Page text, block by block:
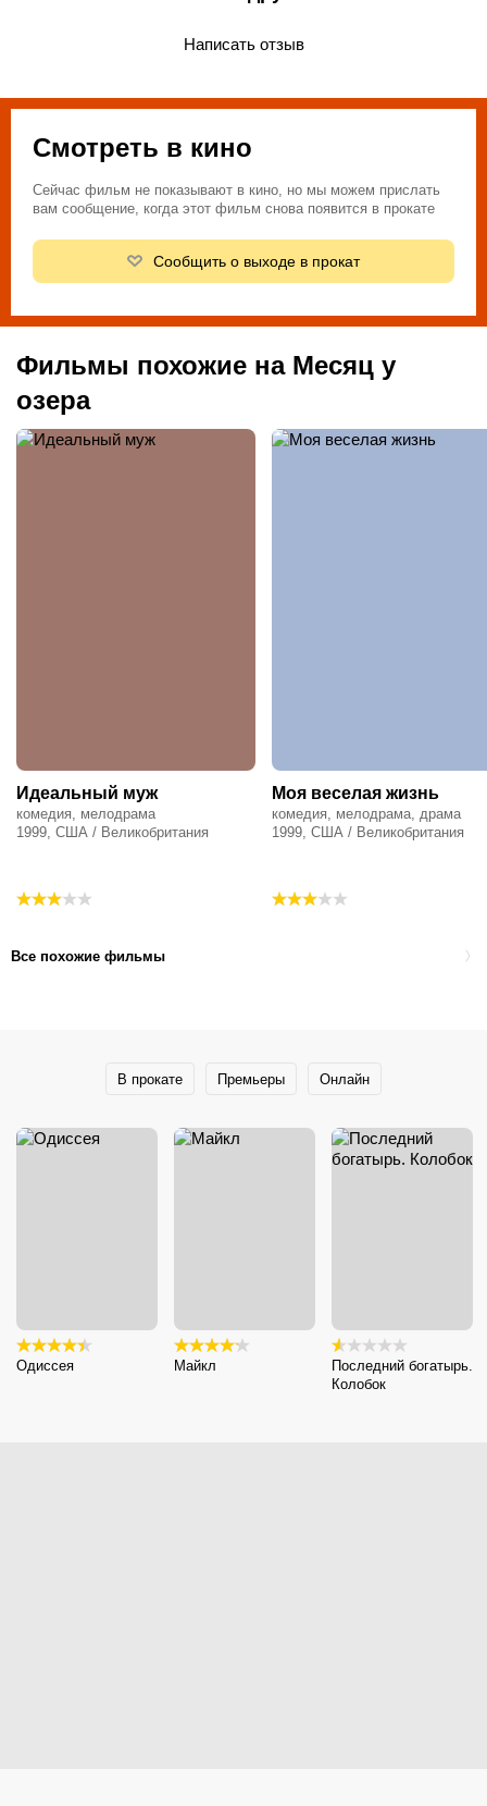
Написать отзыв
Смотреть в кино
Сейчас фильм не показывают в кино, но мы можем прислать
вам сообщение, когда этот фильм снова появится в прокате
Сообщить о выходе в прокат
Фильмы похожие на Месяц у
озера
Идеальный муж
комедия, мелодрама
1999, США / Великобритания
Моя веселая жизнь
комедия, мелодрама, драма
1999, США / Великобритания
Все похожие фильмы
В прокате Премьеры Онлайн
Одиссея Майкл
Последний богатырь.
Колобок